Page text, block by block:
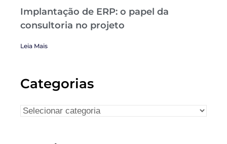
Implantação de ERP: o papel da
consultoria no projeto
Leia Mais
Categorias